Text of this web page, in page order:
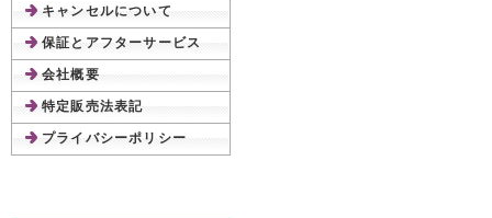
キャンセルについて
保証とアフターサービス
会社概要
特定販売法表記
プライバシーポリシー